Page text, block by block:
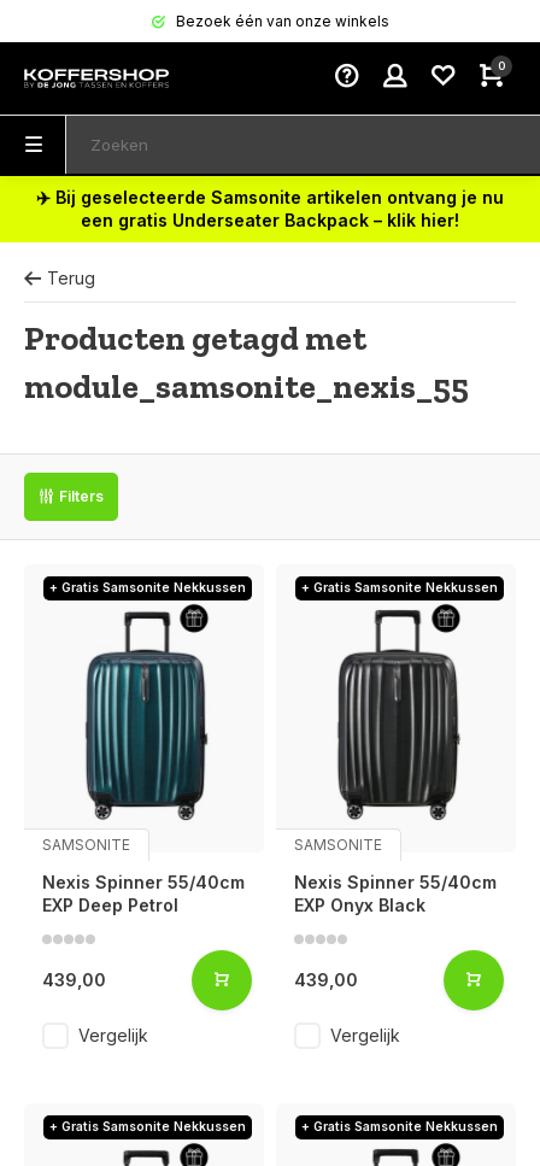
Bezoek één van onze winkels
0
✈️ Bij geselecteerde Samsonite artikelen ontvang je nu
een gratis Underseater Backpack – klik hier!
Terug
Producten getagd met
module_samsonite_nexis_55
Filters
+ Gratis Samsonite Nekkussen
SAMSONITE
Nexis Spinner 55/40cm
EXP Deep Petrol
439,00
Vergelijk
+ Gratis Samsonite Nekkussen
SAMSONITE
Nexis Spinner 55/40cm
EXP Onyx Black
439,00
Vergelijk
+ Gratis Samsonite Nekkussen + Gratis Samsonite Nekkussen